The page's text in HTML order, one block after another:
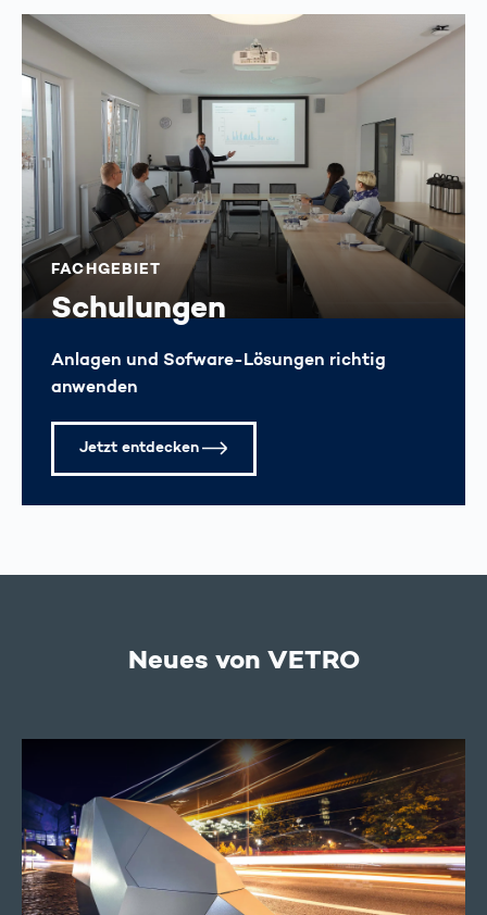
FACHGEBIET
Schulungen
Anlagen und Sofware-Lösungen richtig
anwenden
Jetzt entdecken
Neues von VETRO